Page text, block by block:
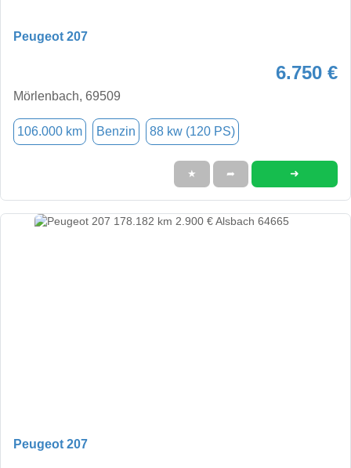
Peugeot 207
6.750 €
Mörlenbach, 69509
106.000 km Benzin 88 kw (120 PS)
★ ➦ ➜
Peugeot 207